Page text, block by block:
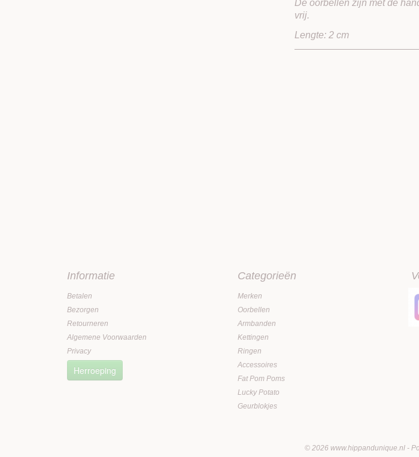
De oorbellen zijn met de
vrij.
Lengte: 2 cm
Informatie
Betalen
Bezorgen
Retourneren
Algemene Voorwaarden
Privacy
Herroeping
Categorieën
Merken
Oorbellen
Armbanden
Kettingen
Ringen
Accessoires
Fat Pom Poms
Lucky Potato
Geurblokjes
© 2026 www.hippandunique.nl -